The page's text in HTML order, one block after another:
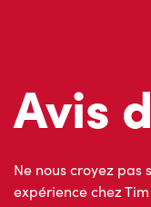
Avis
Ne nous croyez pas